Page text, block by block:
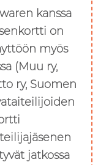
kanssa
on
myös
(Muu ry,
ry, Suomen
jatkossa